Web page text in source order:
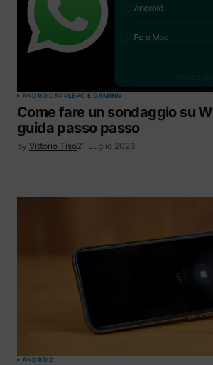
ANDROIDAPPLEPC E GAMING
Come fare un sondaggio su
guida passo passo
by Vittorio Tiso21 Luglio 2026
ANDROID